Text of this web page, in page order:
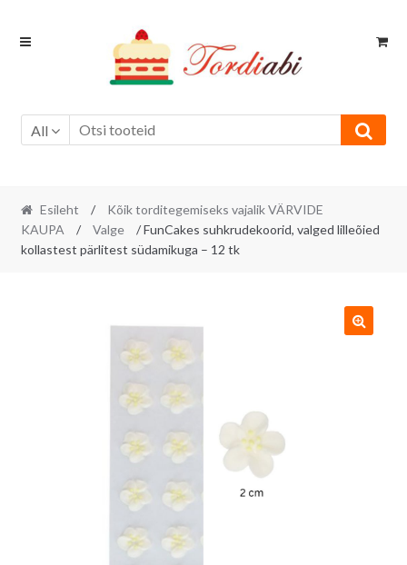
Skip
Skip
All
Esileht /
Kõik torditegemiseks vajalik VÄRVIDE
KAUPA
/ Valge
/ FunCakes suhkrudekoorid, valged lilleõied
kollastest pärlitest südamikuga – 12 tk